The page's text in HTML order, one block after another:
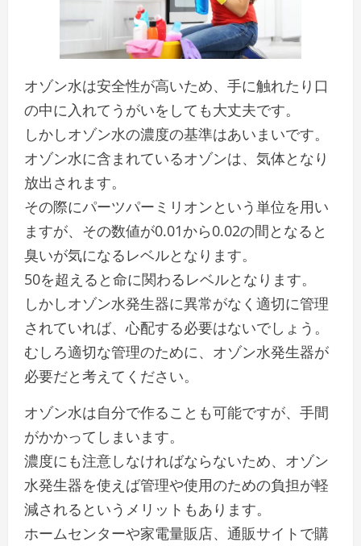
オゾン水は安全性が高いため、手に触れたり口
の中に入れてうがいをしても大丈夫です。
しかしオゾン水の濃度の基準はあいまいです。
オゾン水に含まれているオゾンは、気体となり
放出されます。
その際にパーツパーミリオンという単位を用い
ますが、その数値が0.01から0.02の間となると
臭いが気になるレベルとなります。
50を超えると命に関わるレベルとなります。
しかしオゾン水発生器に異常がなく適切に管理
されていれば、心配する必要はないでしょう。
むしろ適切な管理のために、オゾン水発生器が
必要だと考えてください。
オゾン水は自分で作ることも可能ですが、手間
がかかってしまいます。
濃度にも注意しなければならないため、オゾン
水発生器を使えば管理や使用のための負担が軽
減されるというメリットもあります。
ホームセンターや家電量販店、通販サイトで購